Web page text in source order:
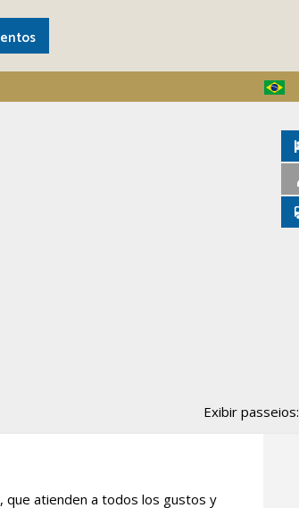
Exibir passeios:
que atienden a todos los gustos y